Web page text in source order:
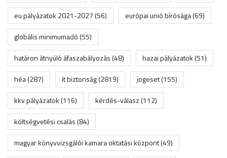
eu pályázatok 2021-2027(56) európai unió bírósága(69)
globális minimumadó(55)
határon átnyúló áfaszabályozás(48) hazai pályázatok(51)
héa(287) it biztonság(2819) jogeset(155)
kkv pályázatok(116) kérdés-válasz(112)
költségvetési csalás(84)
magyar könyvvizsgálói kamara oktatási központ(49)